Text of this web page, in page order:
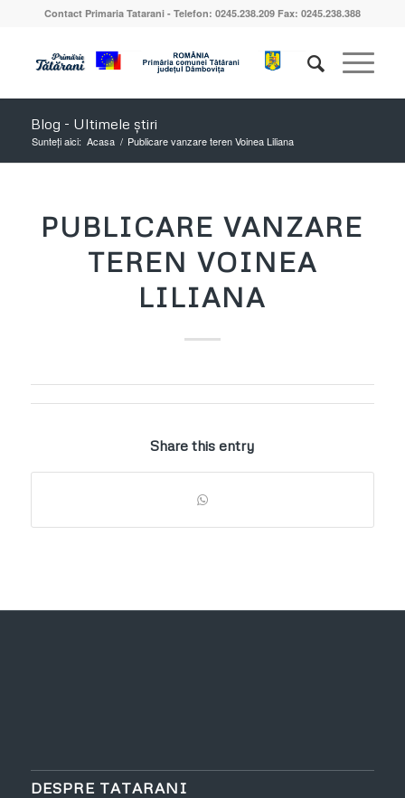
Contact Primaria Tatarani - Telefon: 0245.238.209 Fax: 0245.238.388
Blog - Ultimele știri
Sunteți aici: Acasa / Publicare vanzare teren Voinea Liliana
PUBLICARE VANZARE
TEREN VOINEA
LILIANA
Share this entry
DESPRE TATARANI